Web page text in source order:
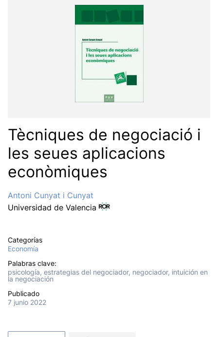
Tècniques de negociació i
les seues aplicacions
econòmiques
Antoni Cunyat i Cunyat
Universidad de Valencia
Categorías
Economía
Palabras clave:
psicología, estrategias del negociador, negociador, intuición en
la negociación
Publicado
7 junio 2022